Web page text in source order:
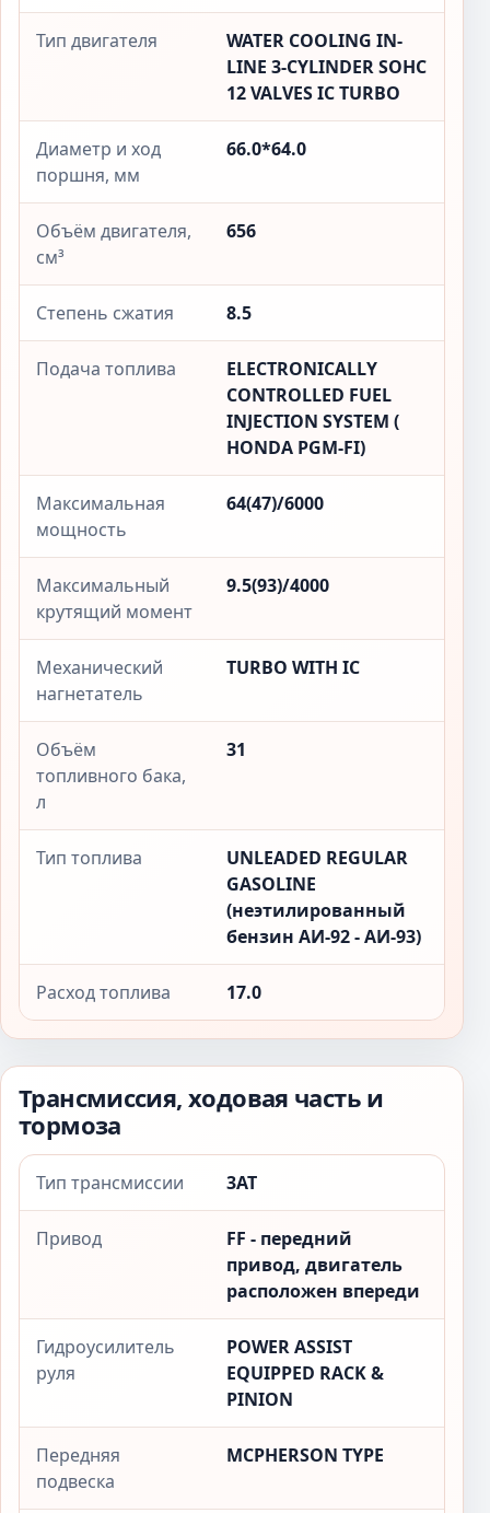
Тип двигателя
WATER COOLING IN-
LINE 3-CYLINDER SOHC
12 VALVES IC TURBO
Диаметр и ход
поршня, мм
66.0*64.0
Объём двигателя,
см³
656
Степень сжатия 8.5
Подача топлива
ELECTRONICALLY
CONTROLLED FUEL
INJECTION SYSTEM (
HONDA PGM-FI)
Максимальная
мощность
64(47)/6000
Максимальный
крутящий момент
9.5(93)/4000
Механический
нагнетатель
TURBO WITH IC
Объём
топливного бака,
л
31
Тип топлива
UNLEADED REGULAR
GASOLINE
(неэтилированный
бензин АИ-92 - АИ-93)
Расход топлива 17.0
Трансмиссия, ходовая часть и
тормоза
Тип трансмиссии 3AT
Привод
FF - передний
привод, двигатель
расположен впереди
Гидроусилитель
руля
POWER ASSIST
EQUIPPED RACK &
PINION
Передняя
подвеска
MCPHERSON TYPE